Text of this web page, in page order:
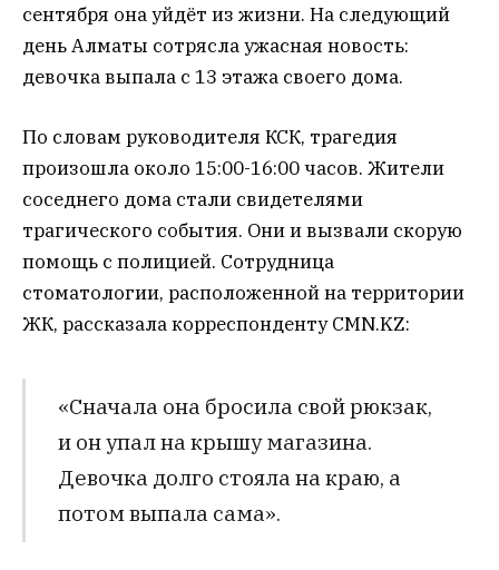
сентября она уйдёт из жизни. На следующий
день Алматы сотрясла ужасная новость:
девочка выпала с 13 этажа своего дома.
По словам руководителя КСК, трагедия
произошла около 15:00-16:00 часов. Жители
соседнего дома стали свидетелями
трагического события. Они и вызвали скорую
помощь с полицией. Сотрудница
стоматологии, расположенной на территории
ЖК, рассказала корреспонденту CMN.KZ:
«Сначала она бросила свой рюкзак,
и он упал на крышу магазина.
Девочка долго стояла на краю, а
потом выпала сама».